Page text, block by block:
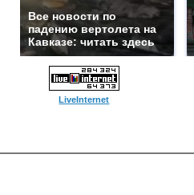
Все новости по
падению вертолета на
Кавказе: читать здесь
LiveInternet